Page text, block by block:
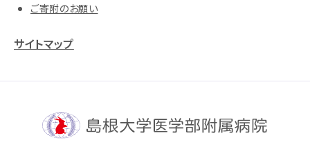
ご寄附のお願い
サイトマップ